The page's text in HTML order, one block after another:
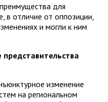
для
в отличие от оппозиции,
и могли к ним
изменение
на региональном